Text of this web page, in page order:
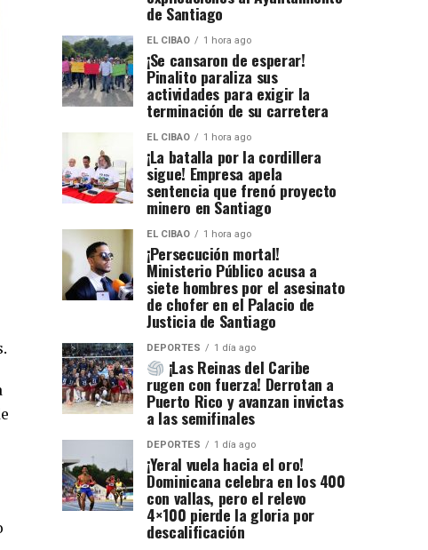
de Santiago
EL CIBAO 1 hora ago
¡Se cansaron de esperar!
Pinalito paraliza sus
actividades para exigir la
terminación de su carretera
EL CIBAO 1 hora ago
¡La batalla por la cordillera
sigue! Empresa apela
sentencia que frenó proyecto
minero en Santiago
EL CIBAO 1 hora ago
¡Persecución mortal!
Ministerio Público acusa a
siete hombres por el asesinato
de chofer en el Palacio de
Justicia de Santiago
DEPORTES 1 día ago
¡Las Reinas del Caribe
rugen con fuerza! Derrotan a
Puerto Rico y avanzan invictas
a las semifinales
DEPORTES 1 día ago
¡Yeral vuela hacia el oro!
Dominicana celebra en los 400
con vallas, pero el relevo
4×100 pierde la gloria por
descalificación